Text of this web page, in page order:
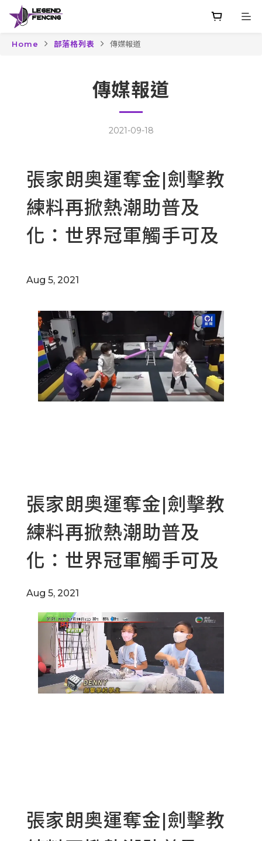
Home 部落格列表 傳媒報道
傳媒報道
2021-09-18
張家朗奥運奪金|劍擊教
練料再掀熱潮助普及
化：世界冠軍觸手可及
Aug 5, 2021
張家朗奥運奪金|劍擊教
練料再掀熱潮助普及
化：世界冠軍觸手可及
Aug 5, 2021
張家朗奥運奪金|劍擊教